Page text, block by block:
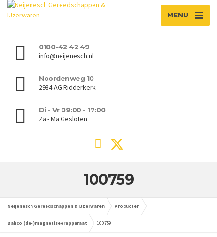
MENU
0180-42 42 49
info@neijenesch.nl
Noordenweg 10
2984 AG Ridderkerk
Di - Vr 09:00 - 17:00
Za - Ma Gesloten
100759
Neijenesch Gereedschappen & IJzerwaren Producten
Bahco (de-)magnetiseerapparaat 100759